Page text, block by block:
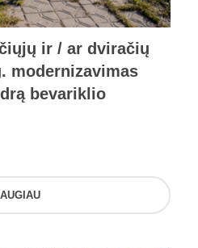
ir / ar dviračių
modernizavimas
bevariklio